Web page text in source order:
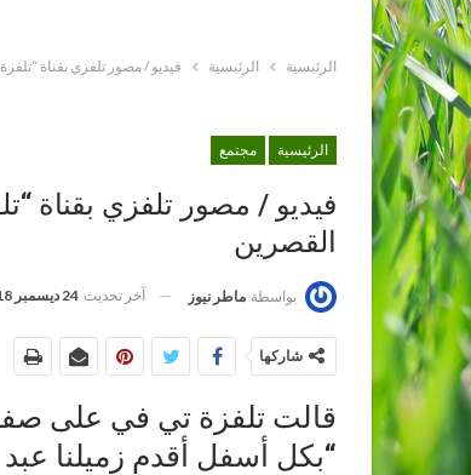
الرئيسية الرئيسية فيديو / مصور تلفزي بقناة
الرئيسية مجتمع
فيديو / مصور تلفزي بقناة
القصرين
بواسطة ماطر نيوز آخر تحديث 24 ديسمبر 2018
شاركها
قالت تلفزة تي في على
“بكل أسفل أقدم زميلنا